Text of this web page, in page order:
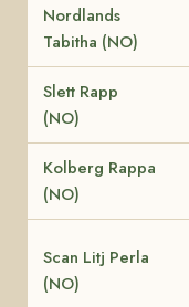
Nordlands
Tabitha (NO)
Slett Rapp
(NO)
Kolberg Rappa
(NO)
Scan Litj Perla
(NO)